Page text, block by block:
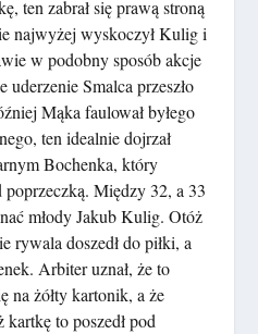
ten zabrał się prawą stroną
najwyżej wyskoczył Kulig i
w podobny sposób akcje
Smalca przeszło
Mąka faulował byłego
ten idealnie dojrzał
Bochenka, który
poprzeczką. Między 32, a 33
młody Jakub Kulig. Otóż
rywala doszedł do piłki, a
Arbiter uznał, że to
na żółty kartonik, a że
to poszedł pod